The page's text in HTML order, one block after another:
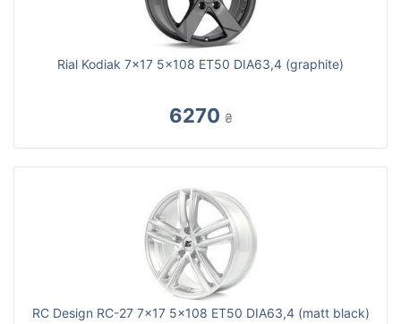
Rial Kodiak 7x17 5x108 ET50 DIA63,4 (graphite)
6270 ₴
RC Design RC-27 7x17 5x108 ET50 DIA63,4 (matt black)